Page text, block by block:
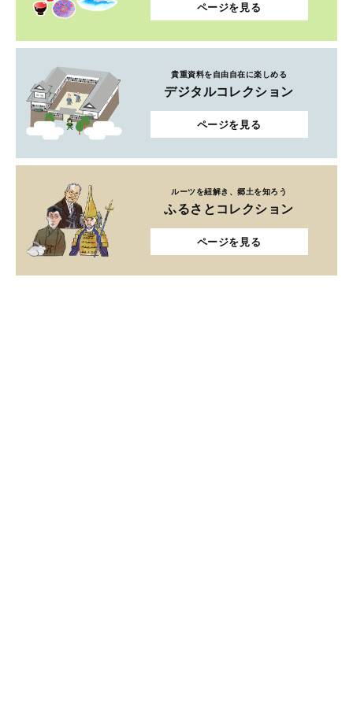
ページを見る
貴重資料を自由自在に楽しめる
デジタルコレクション
ページを見る
ルーツを紐解き、郷土を知ろう
ふるさとコレクション
ページを見る